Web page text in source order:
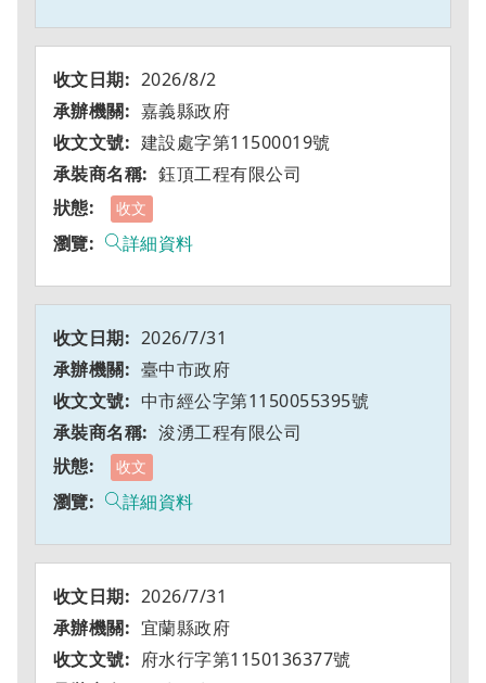
2026/8/2
嘉義縣政府
建設處字第11500019號
鈺頂工程有限公司
收文
詳細資料
2026/7/31
臺中市政府
中市經公字第1150055395號
浚湧工程有限公司
收文
詳細資料
2026/7/31
宜蘭縣政府
府水行字第1150136377號